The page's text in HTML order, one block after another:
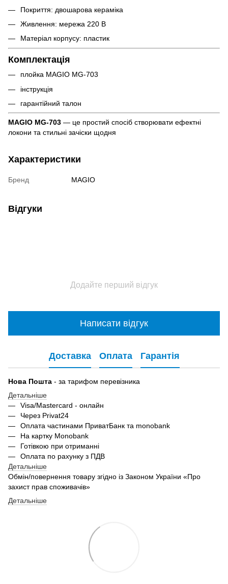
Покриття: двошарова кераміка
Живлення: мережа 220 В
Матеріал корпусу: пластик
Комплектація
плойка MAGIO MG-703
інструкція
гарантійний талон
MAGIO MG-703 — це простий спосіб створювати ефектні
локони та стильні зачіски щодня
Характеристики
Бренд MAGIO
Відгуки
Додайте перший відгук
Написати відгук
Доставка Оплата Гарантія
Нова Пошта - за тарифом перевізника
Детальніше
Visa/Mastercard - онлайн
Через Privat24
Оплата частинами ПриватБанк та monobank
На картку Monobank
Готівкою при отриманні
Оплата по рахунку з ПДВ
Детальніше
Обмін/повернення товару згідно із Законом України «Про
захист прав споживачів»
Детальніше